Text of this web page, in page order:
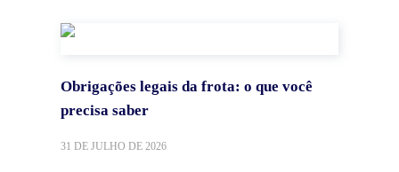
Obrigações legais da frota: o que você
precisa saber
31 DE JULHO DE 2026